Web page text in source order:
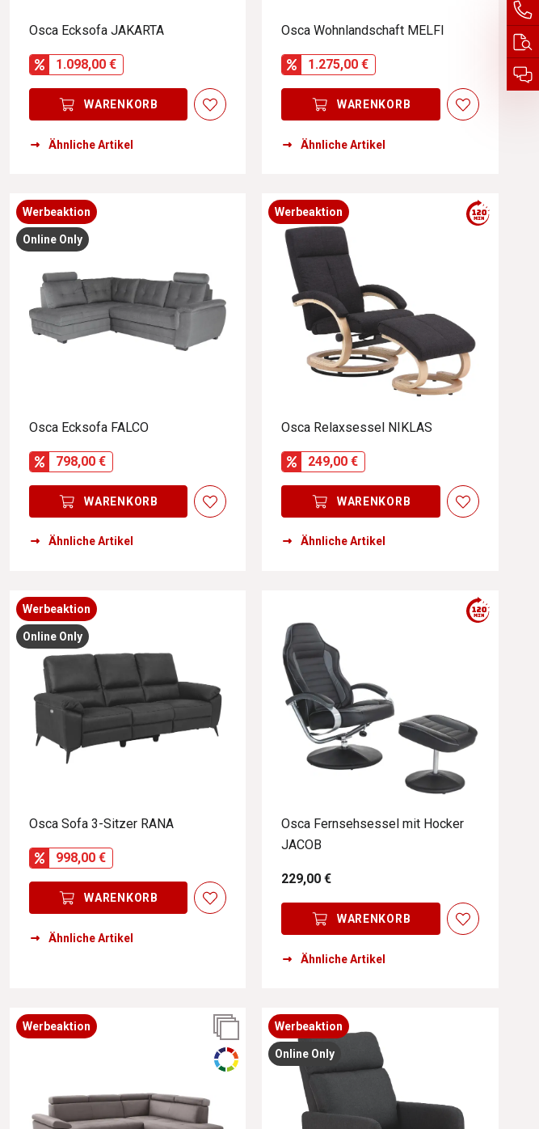
Osca Ecksofa JAKARTA
1.098,00 €
WARENKORB
Ähnliche Artikel
Osca Wohnlandschaft MELFI
1.275,00 €
WARENKORB
Ähnliche Artikel
Werbeaktion
Online Only
Osca Ecksofa FALCO
798,00 €
WARENKORB
Ähnliche Artikel
Werbeaktion
Osca Relaxsessel NIKLAS
249,00 €
WARENKORB
Ähnliche Artikel
Werbeaktion
Online Only
Osca Sofa 3-Sitzer RANA
998,00 €
WARENKORB
Ähnliche Artikel
Osca Fernsehsessel mit Hocker
JACOB
229,00 €
WARENKORB
Ähnliche Artikel
Werbeaktion Werbeaktion
Online Only